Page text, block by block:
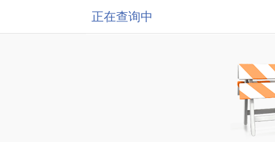
正在查询中